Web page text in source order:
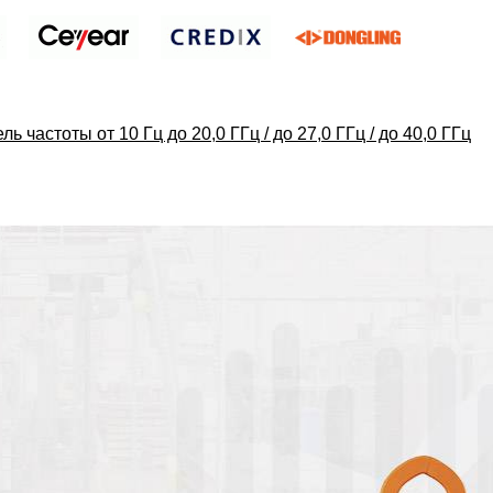
частоты от 10 Гц до 20,0 ГГц / до 27,0 ГГц / до 40,0 ГГц